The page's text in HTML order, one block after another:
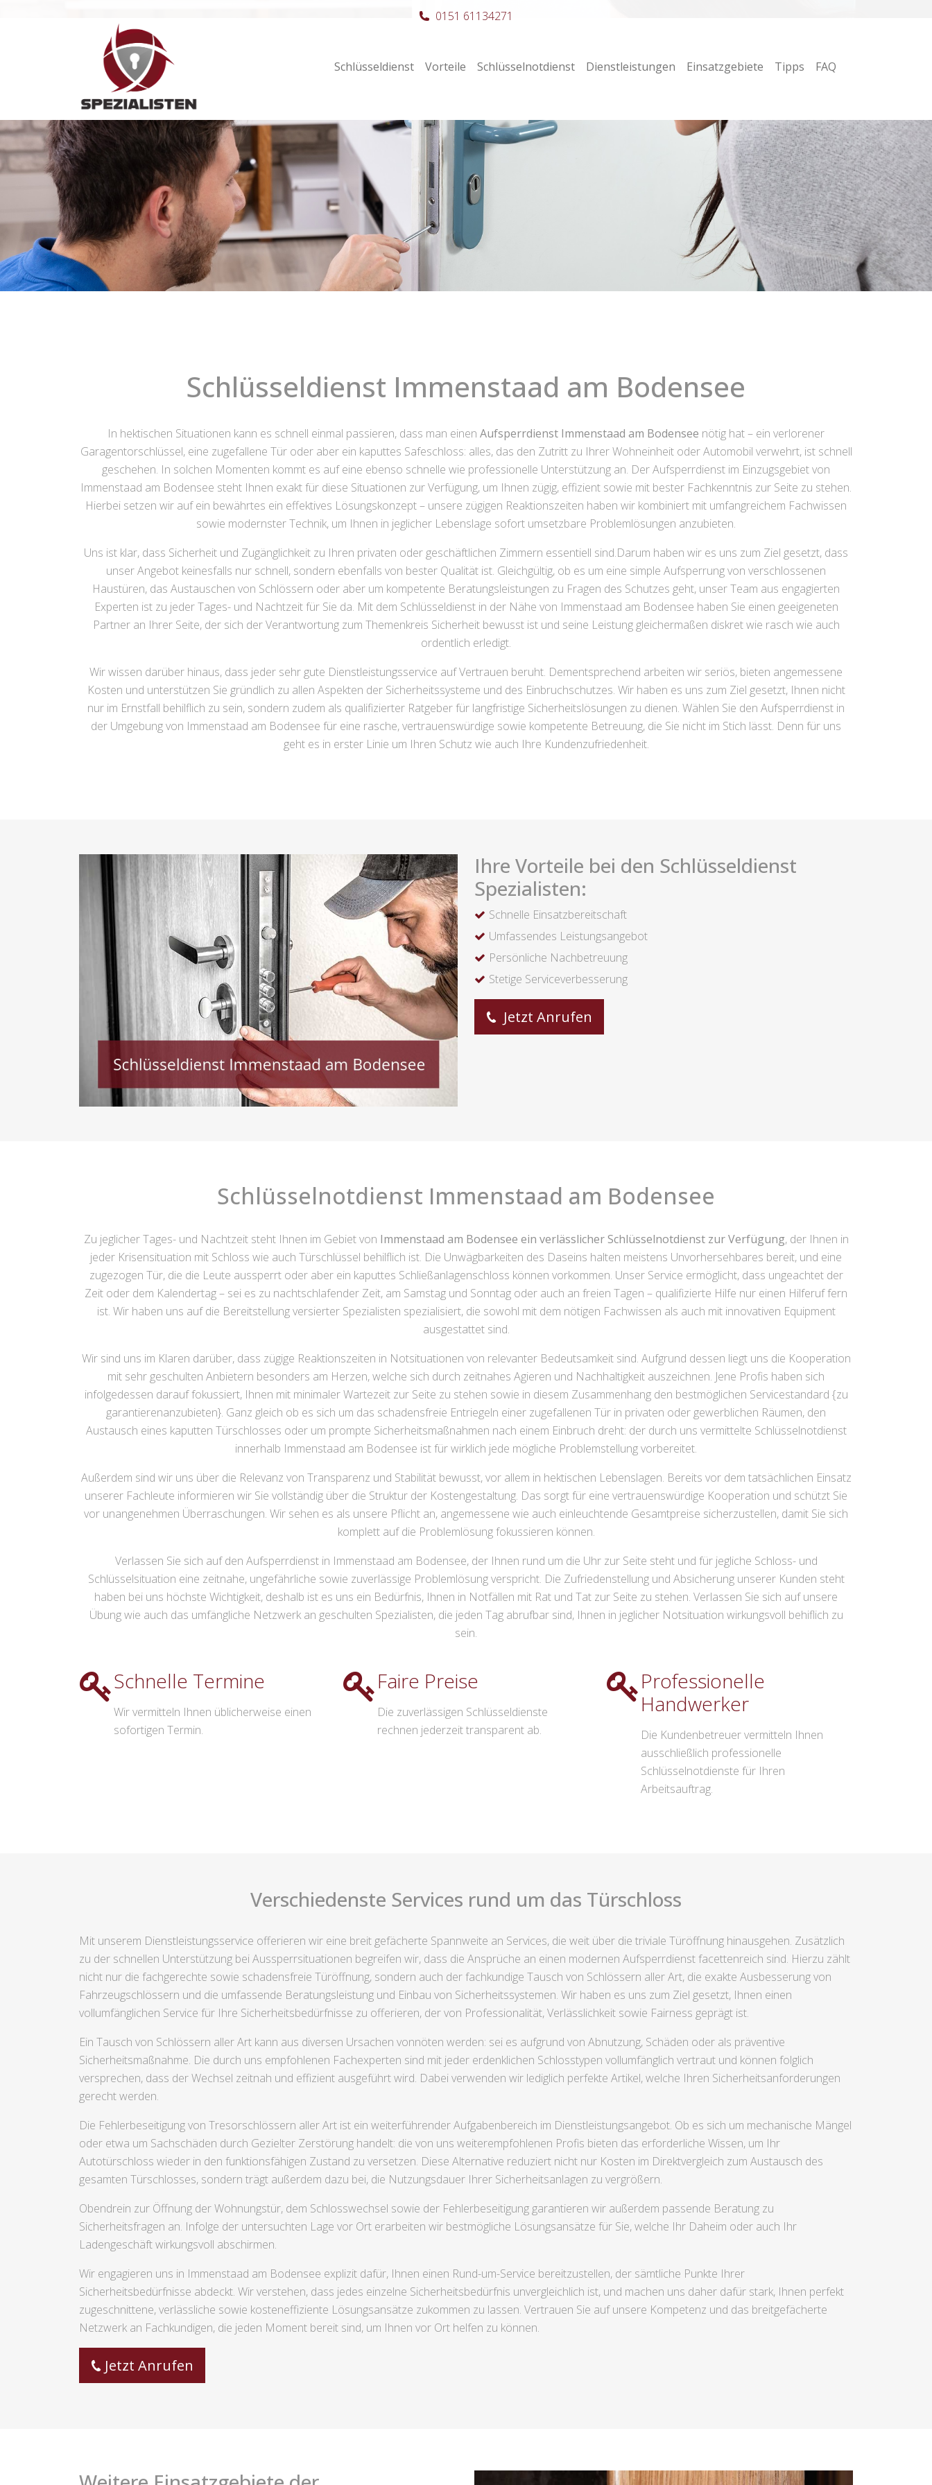
Hauptnavigation Schlüsseldienst Vorteile Schlüsselnotdienst Dienstleistungen Einsatzgebiete Tipps FAQ
0151 61134271
Schlüsseldienst Immenstaad am Bodensee
In hektischen Situationen kann es schnell einmal passieren, dass man einen Aufsperrdienst Immenstaad am Bodensee nötig hat – ein verlorener
Garagentorschlüssel, eine zugefallene Tür oder aber ein kaputtes Safeschloss: alles, das den Zutritt zu Ihrer Wohneinheit oder Automobil verwehrt, ist schnell
geschehen. In solchen Momenten kommt es auf eine ebenso schnelle wie professionelle Unterstützung an. Der Aufsperrdienst im Einzugsgebiet von
Immenstaad am Bodensee steht Ihnen exakt für diese Situationen zur Verfügung, um Ihnen zügig, effizient sowie mit bester Fachkenntnis zur Seite zu stehen.
Hierbei setzen wir auf ein bewährtes ein effektives Lösungskonzept – unsere zügigen Reaktionszeiten haben wir kombiniert mit umfangreichem Fachwissen
sowie modernster Technik, um Ihnen in jeglicher Lebenslage sofort umsetzbare Problemlösungen anzubieten.
Uns ist klar, dass Sicherheit und Zugänglichkeit zu Ihren privaten oder geschäftlichen Zimmern essentiell sind.Darum haben wir es uns zum Ziel gesetzt, dass
unser Angebot keinesfalls nur schnell, sondern ebenfalls von bester Qualität ist. Gleichgültig, ob es um eine simple Aufsperrung von verschlossenen
Haustüren, das Austauschen von Schlössern oder aber um kompetente Beratungsleistungen zu Fragen des Schutzes geht, unser Team aus engagierten
Experten ist zu jeder Tages- und Nachtzeit für Sie da. Mit dem Schlüsseldienst in der Nähe von Immenstaad am Bodensee haben Sie einen geeigeneten
Partner an Ihrer Seite, der sich der Verantwortung zum Themenkreis Sicherheit bewusst ist und seine Leistung gleichermaßen diskret wie rasch wie auch
ordentlich erledigt.
Wir wissen darüber hinaus, dass jeder sehr gute Dienstleistungsservice auf Vertrauen beruht. Dementsprechend arbeiten wir seriös, bieten angemessene
Kosten und unterstützen Sie gründlich zu allen Aspekten der Sicherheitssysteme und des Einbruchschutzes. Wir haben es uns zum Ziel gesetzt, Ihnen nicht
nur im Ernstfall behilflich zu sein, sondern zudem als qualifizierter Ratgeber für langfristige Sicherheitslösungen zu dienen. Wählen Sie den Aufsperrdienst in
der Umgebung von Immenstaad am Bodensee für eine rasche, vertrauenswürdige sowie kompetente Betreuung, die Sie nicht im Stich lässt. Denn für uns
geht es in erster Linie um Ihren Schutz wie auch Ihre Kundenzufriedenheit.
Ihre Vorteile bei den Schlüsseldienst
Spezialisten:
Schnelle Einsatzbereitschaft
Umfassendes Leistungsangebot
Persönliche Nachbetreuung
Stetige Serviceverbesserung
Jetzt Anrufen
Schlüsselnotdienst Immenstaad am Bodensee
Zu jeglicher Tages- und Nachtzeit steht Ihnen im Gebiet von Immenstaad am Bodensee ein verlässlicher Schlüsselnotdienst zur Verfügung, der Ihnen in
jeder Krisensituation mit Schloss wie auch Türschlüssel behilflich ist. Die Unwägbarkeiten des Daseins halten meistens Unvorhersehbares bereit, und eine
zugezogen Tür, die die Leute aussperrt oder aber ein kaputtes Schließanlagenschloss können vorkommen. Unser Service ermöglicht, dass ungeachtet der
Zeit oder dem Kalendertag – sei es zu nachtschlafender Zeit, am Samstag und Sonntag oder auch an freien Tagen – qualifizierte Hilfe nur einen Hilferuf fern
ist. Wir haben uns auf die Bereitstellung versierter Spezialisten spezialisiert, die sowohl mit dem nötigen Fachwissen als auch mit innovativen Equipment
ausgestattet sind.
Wir sind uns im Klaren darüber, dass zügige Reaktionszeiten in Notsituationen von relevanter Bedeutsamkeit sind. Aufgrund dessen liegt uns die Kooperation
mit sehr geschulten Anbietern besonders am Herzen, welche sich durch zeitnahes Agieren und Nachhaltigkeit auszeichnen. Jene Profis haben sich
infolgedessen darauf fokussiert, Ihnen mit minimaler Wartezeit zur Seite zu stehen sowie in diesem Zusammenhang den bestmöglichen Servicestandard {zu
garantierenanzubieten}. Ganz gleich ob es sich um das schadensfreie Entriegeln einer zugefallenen Tür in privaten oder gewerblichen Räumen, den
Austausch eines kaputten Türschlosses oder um prompte Sicherheitsmaßnahmen nach einem Einbruch dreht: der durch uns vermittelte Schlüsselnotdienst
innerhalb Immenstaad am Bodensee ist für wirklich jede mögliche Problemstellung vorbereitet.
Außerdem sind wir uns über die Relevanz von Transparenz und Stabilität bewusst, vor allem in hektischen Lebenslagen. Bereits vor dem tatsächlichen Einsatz
unserer Fachleute informieren wir Sie vollständig über die Struktur der Kostengestaltung. Das sorgt für eine vertrauenswürdige Kooperation und schützt Sie
vor unangenehmen Überraschungen. Wir sehen es als unsere Pflicht an, angemessene wie auch einleuchtende Gesamtpreise sicherzustellen, damit Sie sich
komplett auf die Problemlösung fokussieren können.
Verlassen Sie sich auf den Aufsperrdienst in Immenstaad am Bodensee, der Ihnen rund um die Uhr zur Seite steht und für jegliche Schloss- und
Schlüsselsituation eine zeitnahe, ungefährliche sowie zuverlässige Problemlösung verspricht. Die Zufriedenstellung und Absicherung unserer Kunden steht
haben bei uns höchste Wichtigkeit, deshalb ist es uns ein Bedürfnis, Ihnen in Notfällen mit Rat und Tat zur Seite zu stehen. Verlassen Sie sich auf unsere
Übung wie auch das umfängliche Netzwerk an geschulten Spezialisten, die jeden Tag abrufbar sind, Ihnen in jeglicher Notsituation wirkungsvoll behiflich zu
sein.
Schnelle Termine
Wir vermitteln Ihnen üblicherweise einen
sofortigen Termin.
Faire Preise
Die zuverlässigen Schlüsseldienste
rechnen jederzeit transparent ab.
Professionelle
Handwerker
Die Kundenbetreuer vermitteln Ihnen
ausschließlich professionelle
Schlüsselnotdienste für Ihren
Arbeitsauftrag.
Verschiedenste Services rund um das Türschloss
Mit unserem Dienstleistungsservice offerieren wir eine breit gefächerte Spannweite an Services, die weit über die triviale Türöffnung hinausgehen. Zusätzlich
zu der schnellen Unterstützung bei Aussperrsituationen begreifen wir, dass die Ansprüche an einen modernen Aufsperrdienst facettenreich sind. Hierzu zählt
nicht nur die fachgerechte sowie schadensfreie Türöffnung, sondern auch der fachkundige Tausch von Schlössern aller Art, die exakte Ausbesserung von
Fahrzeugschlössern und die umfassende Beratungsleistung und Einbau von Sicherheitssystemen. Wir haben es uns zum Ziel gesetzt, Ihnen einen
vollumfänglichen Service für Ihre Sicherheitsbedürfnisse zu offerieren, der von Professionalität, Verlässlichkeit sowie Fairness geprägt ist.
Ein Tausch von Schlössern aller Art kann aus diversen Ursachen vonnöten werden: sei es aufgrund von Abnutzung, Schäden oder als präventive
Sicherheitsmaßnahme. Die durch uns empfohlenen Fachexperten sind mit jeder erdenklichen Schlosstypen vollumfänglich vertraut und können folglich
versprechen, dass der Wechsel zeitnah und effizient ausgeführt wird. Dabei verwenden wir lediglich perfekte Artikel, welche Ihren Sicherheitsanforderungen
gerecht werden.
Die Fehlerbeseitigung von Tresorschlössern aller Art ist ein weiterführender Aufgabenbereich im Dienstleistungsangebot. Ob es sich um mechanische Mängel
oder etwa um Sachschäden durch Gezielter Zerstörung handelt: die von uns weiterempfohlenen Profis bieten das erforderliche Wissen, um Ihr
Autotürschloss wieder in den funktionsfähigen Zustand zu versetzen. Diese Alternative reduziert nicht nur Kosten im Direktvergleich zum Austausch des
gesamten Türschlosses, sondern trägt außerdem dazu bei, die Nutzungsdauer Ihrer Sicherheitsanlagen zu vergrößern.
Obendrein zur Öffnung der Wohnungstür, dem Schlosswechsel sowie der Fehlerbeseitigung garantieren wir außerdem passende Beratung zu
Sicherheitsfragen an. Infolge der untersuchten Lage vor Ort erarbeiten wir bestmögliche Lösungsansätze für Sie, welche Ihr Daheim oder auch Ihr
Ladengeschäft wirkungsvoll abschirmen.
Wir engagieren uns in Immenstaad am Bodensee explizit dafür, Ihnen einen Rund-um-Service bereitzustellen, der sämtliche Punkte Ihrer
Sicherheitsbedürfnisse abdeckt. Wir verstehen, dass jedes einzelne Sicherheitsbedürfnis unvergleichlich ist, und machen uns daher dafür stark, Ihnen perfekt
zugeschnittene, verlässliche sowie kosteneffiziente Lösungsansätze zukommen zu lassen. Vertrauen Sie auf unsere Kompetenz und das breitgefächerte
Netzwerk an Fachkundigen, die jeden Moment bereit sind, um Ihnen vor Ort helfen zu können.
Jetzt Anrufen